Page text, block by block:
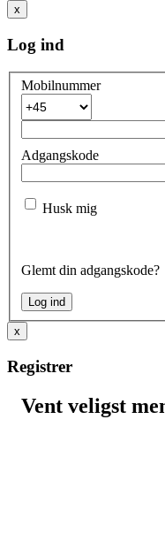
x
Log ind
Mobilnummer
Adgangskode
Husk mig
Glemt din adgangskode?
x
Registrer
Vent veligst